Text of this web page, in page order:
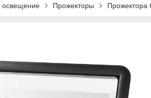
освещение Прожекторы Прожектора